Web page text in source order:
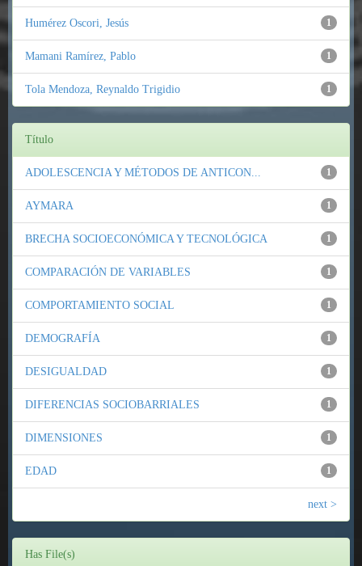
1
Humérez Oscori, Jesús
1
Mamani Ramírez, Pablo
1
Tola Mendoza, Reynaldo Trigidio
Título
1
ADOLESCENCIA Y MÉTODOS DE ANTICON...
1
AYMARA
1
BRECHA SOCIOECONÓMICA Y TECNOLÓGICA
1
COMPARACIÓN DE VARIABLES
1
COMPORTAMIENTO SOCIAL
1
DEMOGRAFÍA
1
DESIGUALDAD
1
DIFERENCIAS SOCIOBARRIALES
1
DIMENSIONES
1
EDAD
next >
Has File(s)